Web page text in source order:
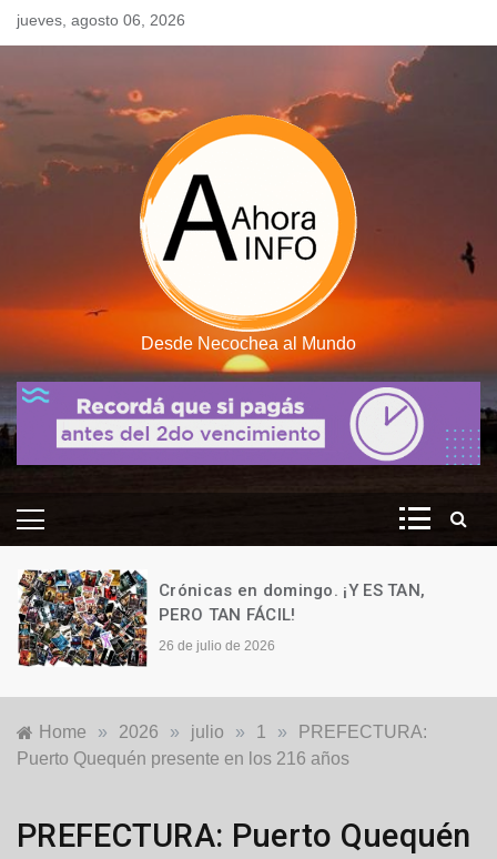
Skipjueves, agosto 06, 2026
Desde Necochea al Mundo
Crónicas en domingo. ¡Y ES TAN,
PERO TAN FÁCIL!
26 de julio de 2026
Home » 2026 » julio » 1 »
PREFECTURA:
Puerto Quequén presente en los 216 años
Generales ,
Locales ,
PREFECTURA: Puerto Quequén